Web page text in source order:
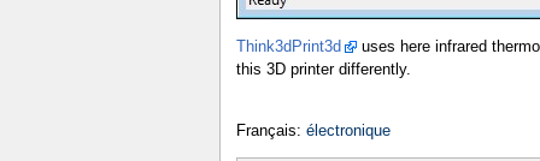
Think3dPrint3d
uses here infrared
this 3D printer differently.
Français: électronique